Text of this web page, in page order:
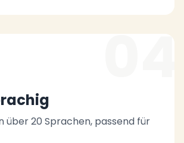
über 20 Sprachen, passend für